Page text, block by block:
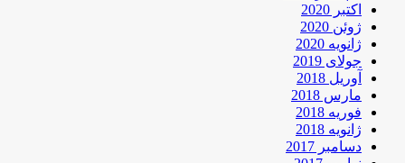
اکتبر 2020
ژوئن 2020
ژانویه 2020
جولای 2019
آوریل 2018
مارس 2018
فوریه 2018
ژانویه 2018
دسامبر 2017